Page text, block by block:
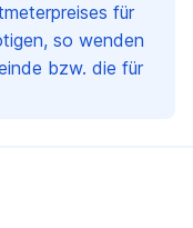
für
so wenden
bzw. die für